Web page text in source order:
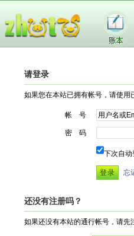
请登录
如果您在本站已拥有帐号，请使
帐 号
密 码
下次自动
忘
还没有注册吗？
如果还没有本站的通行帐号，请先